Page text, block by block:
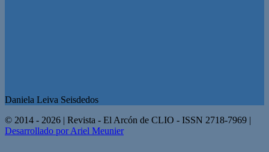
Daniela Leiva Seisdedos
© 2014 - 2026 | Revista - El Arcón de CLIO - ISSN 2718-7969 |
Desarrollado por Ariel Meunier